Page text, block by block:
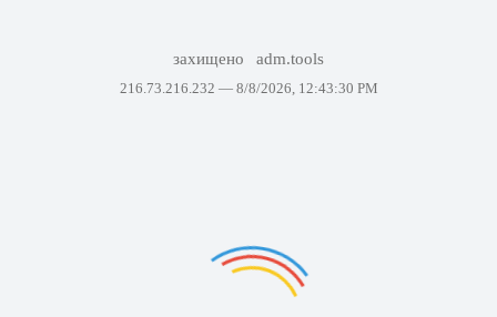
захищено adm.tools
216.73.216.232 — 8/8/2026, 12:43:30 PM